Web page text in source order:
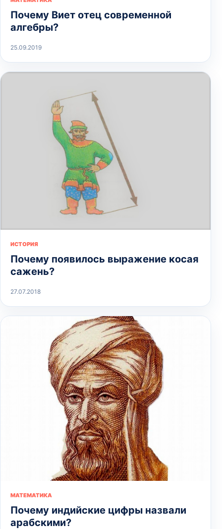
Почему Виет отец современной
алгебры?
25.09.2019
ИСТОРИЯ
Почему появилось выражение косая
сажень?
27.07.2018
МАТЕМАТИКА
Почему индийские цифры назвали
арабскими?